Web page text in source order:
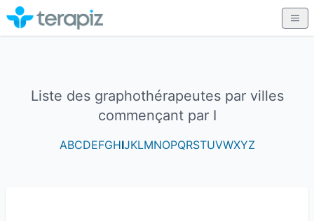
Liste des graphothérapeutes par villes
commençant par I
ABCDEFGHIJKLMNOPQRSTUVWXYZ